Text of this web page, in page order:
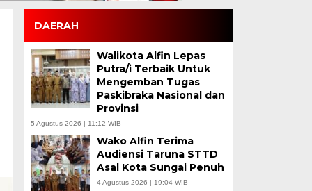
DAERAH
Walikota Alfin Lepas
Putra/i Terbaik Untuk
Mengemban Tugas
Paskibraka Nasional dan
Provinsi
5 Agustus 2026 | 11:12 WIB
Wako Alfin Terima
Audiensi Taruna STTD
Asal Kota Sungai Penuh
4 Agustus 2026 | 19:04 WIB